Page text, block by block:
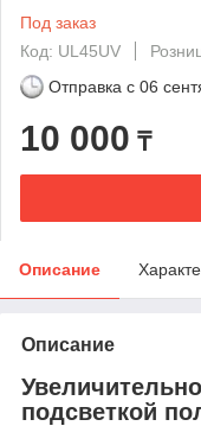
Под заказ
Код: UL45UV
Отправка с 06
10 000 ₸
Описание
Описание
подсветкой